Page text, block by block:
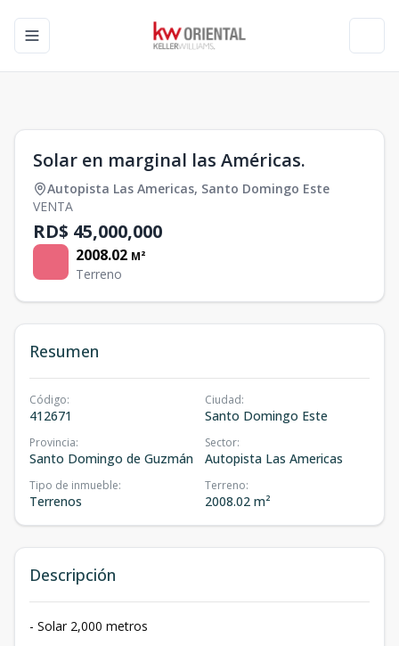
Toggle navigation menu
Solar en marginal las Américas.
Autopista Las Americas, Santo Domingo Este
VENTA
RD$ 45,000,000
2008.02 M²
Terreno
Resumen
Código:
412671
Ciudad:
Santo Domingo Este
Provincia:
Santo Domingo de Guzmán
Sector:
Autopista Las Americas
Tipo de inmueble:
Terrenos
Terreno:
2008.02 m²
Descripción
- Solar 2,000 metros